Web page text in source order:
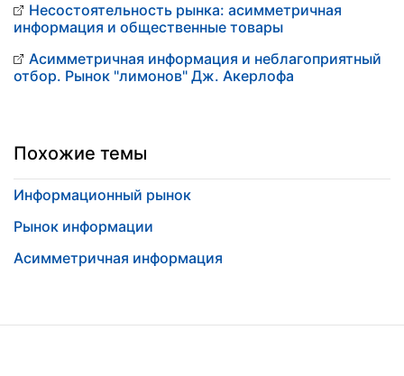
Несостоятельность рынка: асимметричная
информация и общественные товары
Асимметричная информация и неблагоприятный
отбор. Рынок "лимонов" Дж. Акерлофа
Похожие темы
Информационный рынок
Рынок информации
Асимметричная информация